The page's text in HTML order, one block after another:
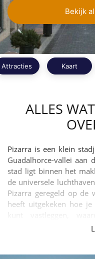
Bekijk
Attracties Kaart
ALLES
Pizarra is een klein
Guadalhorce-vallei aan
stad ligt binnen het
de universele
Pizarra geregeld op de
heeft uitgekeken hoe